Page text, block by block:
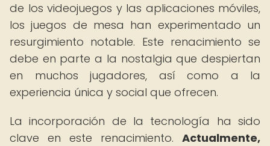
de los videojuegos y las aplicaciones móviles,
los juegos de mesa han experimentado un
resurgimiento notable. Este renacimiento se
debe en parte a la nostalgia que despiertan
en muchos jugadores, así como a la
experiencia única y social que ofrecen.
La incorporación de la tecnología ha sido
clave en este renacimiento. Actualmente,